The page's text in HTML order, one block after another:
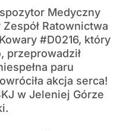
Medyczny
Ratownictwa
#D0216, który
przeprowadził
paru
akcja serca!
w Jeleniej Górze